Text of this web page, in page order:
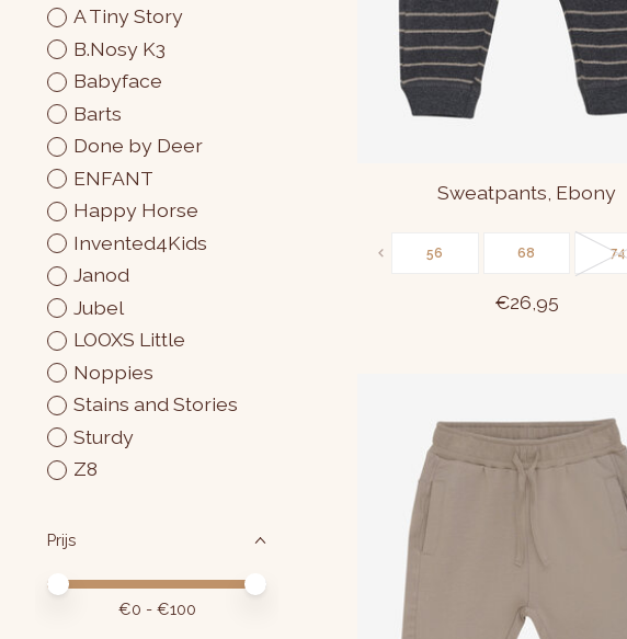
A Tiny Story
B.Nosy K3
Babyface
Barts
Done by Deer
ENFANT
Happy Horse
Invented4Kids
Janod
Jubel
LOOXS Little
Noppies
Stains and Stories
Sturdy
Z8
Prijs
Minimale prijswaarde
Price maximum value
€0 - €100
Sweatpants, Ebony
56 68 74
€26,95